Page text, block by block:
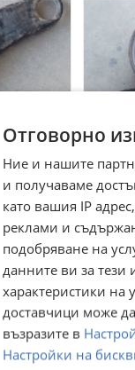
Меган
с.
30 юли
20,01
Отговорно
Ние и нашите
и получаваме
като вашия IP
реклами и
подобряване на
данните ви за
характеристики на
доставчици може
възразите в
Настройки на